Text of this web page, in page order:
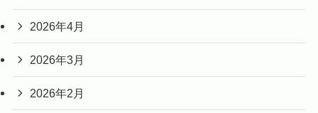
2026年4月
2026年3月
2026年2月